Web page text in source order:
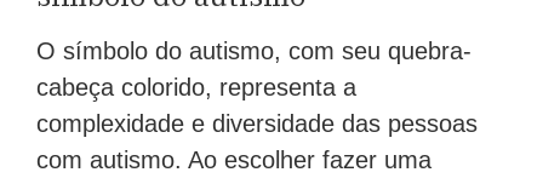
O símbolo do autismo, com seu quebra-
cabeça colorido, representa a
complexidade e diversidade das pessoas
com autismo. Ao escolher fazer uma